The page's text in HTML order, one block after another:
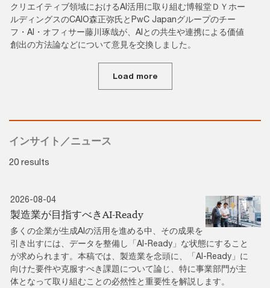
クリエイティブ領域におけるAI活用に取り組む博報堂ＤＹホー
ルディングスのCAIO森正弥氏とPwC Japanグループのチー
フ・AI・オフィサー藤川琢哉が、AIとの共生や連携による価値
創出の方法論などについて意見を交換しました。
Load more
インサイト／ニュース
20 results
2026-08-04
製造業が目指すべきAI-Ready
多くの企業が生成AIの活用を進める中、その成果を
引き出すには、データを整備し「AI-Ready」な状態にすること
が求められます。本稿では、製造業を念頭に、「AI-Ready」に
向けた要件や克服すべき課題について論じ、特に事業部門が主
体となって取り組むことの必然性と重要性を解説します。